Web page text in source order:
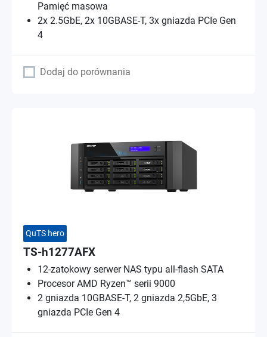
Pamięć masowa
2x 2.5GbE, 2x 10GBASE-T, 3x gniazda PCIe Gen
4
Dodaj do porównania
QuTS hero
TS-h1277AFX
12-zatokowy serwer NAS typu all-flash SATA
Procesor AMD Ryzen™ serii 9000
2 gniazda 10GBASE-T, 2 gniazda 2,5GbE, 3
gniazda PCIe Gen 4